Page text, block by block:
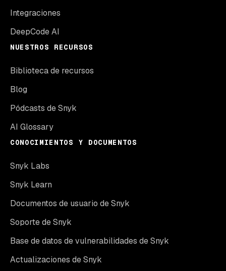
Integraciones
DeepCode AI
NUESTROS RECURSOS
Biblioteca de recursos
Blog
Pódcasts de Snyk
AI Glossary
CONOCIMIENTOS Y DOCUMENTOS
Snyk Labs
Snyk Learn
Documentos de usuario de Snyk
Soporte de Snyk
Base de datos de vulnerabilidades de Snyk
Actualizaciones de Snyk